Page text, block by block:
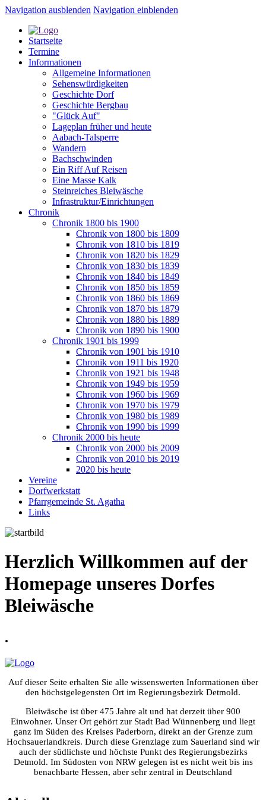
Navigation ausblenden Navigation einblenden
Startseite
Termine
Informationen
Allgemeine Informationen
Sehenswürdigkeiten
Geschichte Dorf
Geschichte Bergbau
"Glück Auf"
Lageplan früher und heute
Aabach-Talsperre
Wandern
Bachschwinden
Ein Riff Auf Reisen
Eine Masse Kalk
Steinreiches Bleiwäsche
Infrastruktur/Einrichtungen
Chronik
Chronik 1800 bis 1900
Chronik von 1800 bis 1809
Chronik von 1810 bis 1819
Chronik von 1820 bis 1829
Chronik von 1830 bis 1839
Chronik von 1840 bis 1849
Chronik von 1850 bis 1859
Chronik von 1860 bis 1869
Chronik von 1870 bis 1879
Chronik von 1880 bis 1889
Chronik von 1890 bis 1900
Chronik 1901 bis 1999
Chronik von 1901 bis 1910
Chronik von 1911 bis 1920
Chronik von 1921 bis 1948
Chronik von 1949 bis 1959
Chronik von 1960 bis 1969
Chronik von 1970 bis 1979
Chronik von 1980 bis 1989
Chronik von 1990 bis 1999
Chronik 2000 bis heute
Chronik von 2000 bis 2009
Chronik von 2010 bis 2019
2020 bis heute
Vereine
Dorfwerkstatt
Pfarrgemeinde St. Agatha
Links
Herzlich Willkommen auf der
Homepage unseres Dorfes
Bleiwäsche
.
Auf dieser Seite erhalten Sie alle wissenswerten Informationen über
den höchstgelegensten Ort im Regierungsbezirk Detmold.
Bleiwäsche ist über 475 Jahre alt und hat derzeit über 900
Einwohner. Unser Ort gehört zur Stadt Bad Wünnenberg und liegt
ganz im Süden des Kreises Paderborn, direkt an der Grenze zum
Hochsauerlandkreis. Durch diese Grenzlage zum Sauerland sind wir
auch der südlichste und höchste Punkt des Regierungsbezirks
Detmold. Im Südosten von NRW gelegen ist es nicht weit bis ins
benachbarte Hessen, aber sehr zentral in Deutschland